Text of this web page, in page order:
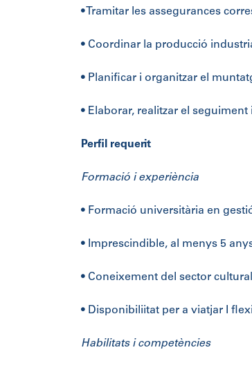
• Tramitar les assegurances
• Coordinar la producció
• Planificar i organitzar el
• Elaborar, realitzar el
Perfil requerit
Formació i experiència
• Formació universitària en
• Imprescindible, al menys 5
• Coneixement del sector
• Disponibiliitat per a viatjar I
Habilitats i competències